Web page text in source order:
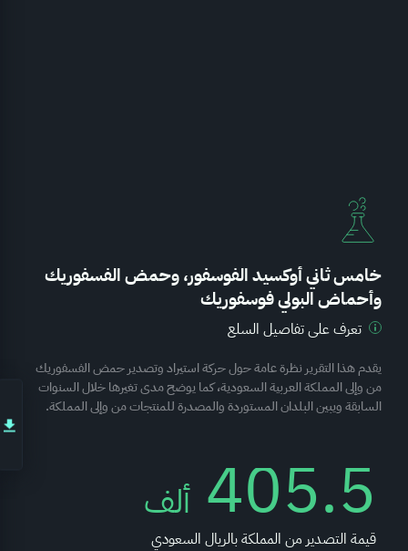
خامس ثاني أوكسيد الفوسفور، وحمض الفسفوريك
وأحماض البولي فوسفوريك
تعرف على تفاصيل السلع
يقدم هذا التقرير نظرة عامة حول حركة استيراد وتصدير حمض الفسفوريك
من وإلى المملكة العربية السعودية، كما يوضح مدى تغيرها خلال السنوات
السابقة ويبين البلدان المستوردة والمصدرة للمنتجات من وإلى المملكة.
-61.9 مليون
الميزان التجاري بالريال السعودي